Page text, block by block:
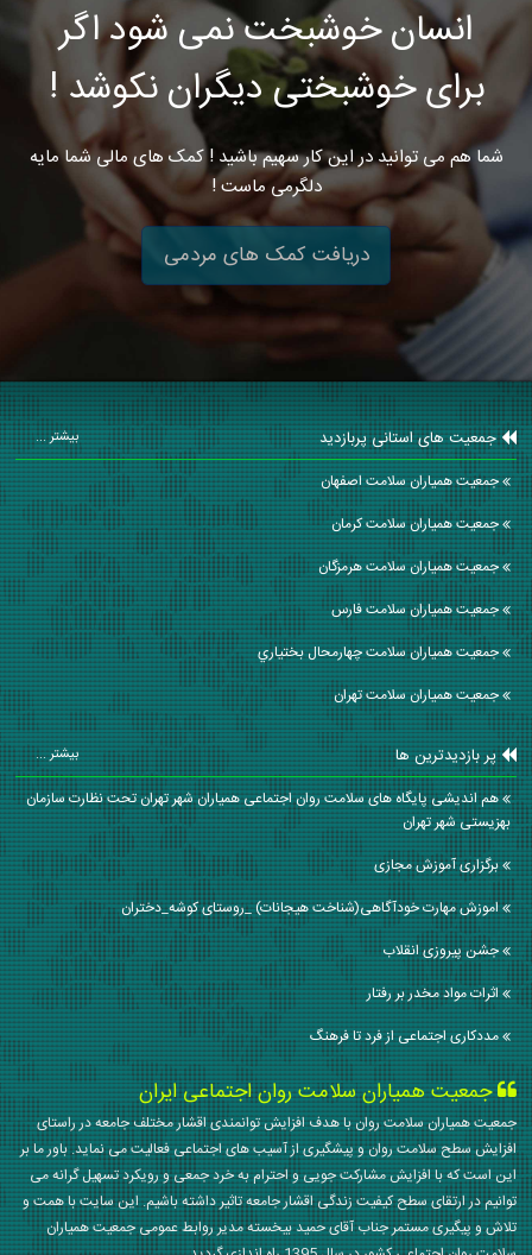
انسان خوشبخت نمی شود اگر
برای خوشبختی دیگران نکوشد !
شما هم می توانید در این کار سهیم باشید ! کمک های مالی شما مایه
دلگرمی ماست !
دریافت کمک های مردمی
جمعیت های استانی پربازدید بیشتر ...
جمعیت همیاران سلامت اصفهان
جمعیت همیاران سلامت كرمان
جمعیت همیاران سلامت هرمزگان
جمعیت همیاران سلامت فارس
جمعیت همیاران سلامت چهارمحال بختياري
جمعیت همیاران سلامت تهران
پر بازدیدترین ها بیشتر ...
هم اندیشی پایگاه های سلامت روان اجتماعی همیاران شهر تهران تحت نظارت سازمان
بهزیستی شهر تهران
برگزاری آموزش مجازی
اموزش مهارت خودآگاهی(شناخت هیجانات) _روستای کوشه_دختران
جشن پیروزی انقلاب
اثرات مواد مخدر بر رفتار
مددکاری اجتماعی از فرد تا فرهنگ
جمعیت همیاران سلامت روان اجتماعی ایران
جمعیت همیاران سلامت روان با هدف افزایش توانمندی اقشار مختلف جامعه در راستای
افزایش سطح سلامت روان و پیشگیری از آسیب های اجتماعی فعالیت می نماید. باور ما بر
این است که با افزایش مشارکت جویی و احترام به خرد جمعی و رویکرد تسهیل گرانه می
توانیم در ارتقای سطح کیفیت زندگی اقشار جامعه تاثیر داشته باشیم. این سایت با همت و
تلاش و پیگیری مستمر جناب آقای حمید بیخسته مدیر روابط عمومی جمعیت همیاران